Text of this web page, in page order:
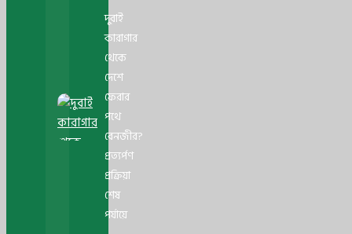
দুবাই
কারাগার
থেকে
দেশে
ফেরার
পথে
বেনজীর?
প্রত্যর্পণ
প্রক্রিয়া
শেষ
পর্যায়ে